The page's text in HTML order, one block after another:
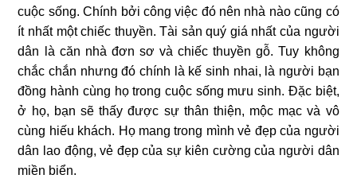
cuộc sống. Chính bởi công việc đó nên nhà nào cũng có
ít nhất một chiếc thuyền. Tài sản quý giá nhất của người
dân là căn nhà đơn sơ và chiếc thuyền gỗ. Tuy không
chắc chắn nhưng đó chính là kế sinh nhai, là người bạn
đồng hành cùng họ trong cuộc sống mưu sinh. Đặc biệt,
ở họ, bạn sẽ thấy được sự thân thiện, mộc mạc và vô
cùng hiếu khách. Họ mang trong mình vẻ đẹp của người
dân lao động, vẻ đẹp của sự kiên cường của người dân
miền biển.